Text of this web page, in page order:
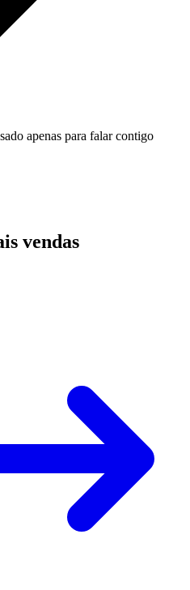
apenas para falar contigo
vendas